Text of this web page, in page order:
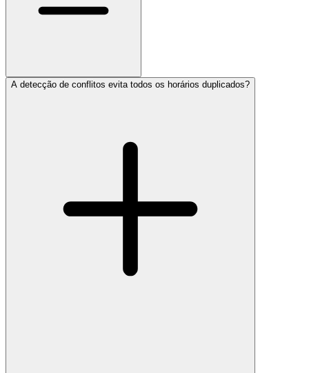
A detecção de conflitos evita todos os horários duplicados?